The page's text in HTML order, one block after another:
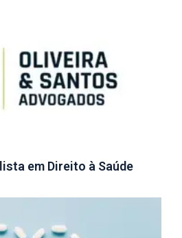
em Direito à Saúde